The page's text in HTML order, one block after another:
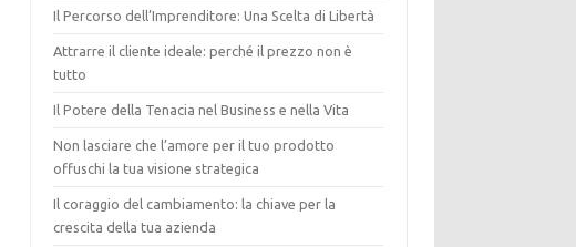
Il Percorso dell’Imprenditore: Una Scelta di Libertà
Attrarre il cliente ideale: perché il prezzo non è
tutto
Il Potere della Tenacia nel Business e nella Vita
Non lasciare che l’amore per il tuo prodotto
offuschi la tua visione strategica
Il coraggio del cambiamento: la chiave per la
crescita della tua azienda